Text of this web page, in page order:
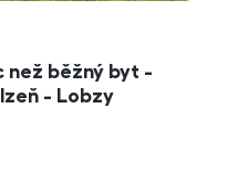
než běžný byt -
- Lobzy